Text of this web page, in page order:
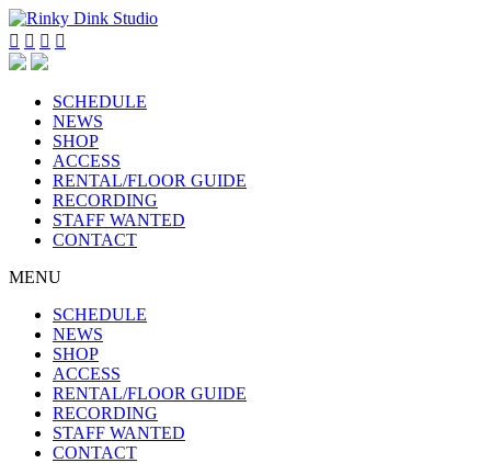
   
SCHEDULE
NEWS
SHOP
ACCESS
RENTAL/FLOOR GUIDE
RECORDING
STAFF WANTED
CONTACT
MENU
SCHEDULE
NEWS
SHOP
ACCESS
RENTAL/FLOOR GUIDE
RECORDING
STAFF WANTED
CONTACT